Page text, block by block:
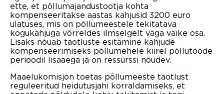
ette, et põllumajandustootja kohta
kompenseeritakse aastas kahjusid 3200 euro
ulatuses, mis on põllumeestele tekitatava
kogukahjuga võrreldes ilmselgelt väga väike osa.
Lisaks nõuab taotluste esitamine kahjude
kompenseerimiseks põllumehele kiirel põllutööde
perioodil lisaaega ja on ressurssi nõudev.
Maaelukomisjon toetas põllumeeste taotlust
reguleeritud heidutusjahi korraldamiseks, et